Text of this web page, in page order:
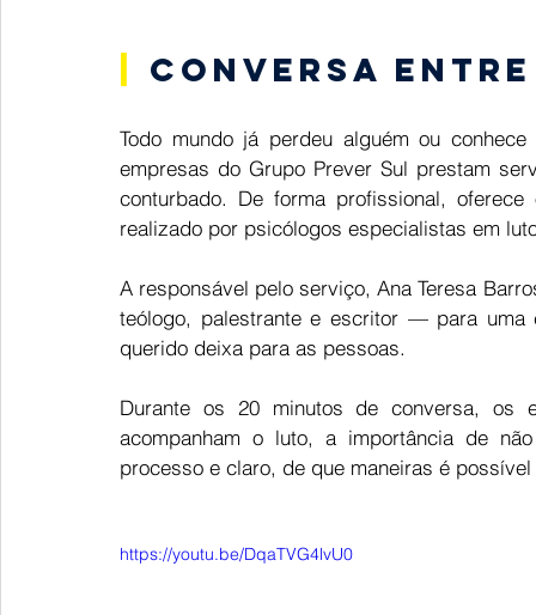
Conversa
Todo mundo já perdeu alguém ou
empresas do Grupo Prever Sul prestam
conturbado. De forma profissional,
realizado por psicólogos especialistas em
A responsável pelo serviço, Ana Teresa
teólogo, palestrante e escritor — para
querido deixa para as pessoas.
Durante os 20 minutos de conversa, os
acompanham o luto, a importância de
https://youtu.be/DqaTVG4lvU0